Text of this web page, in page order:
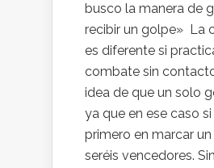
busco la manera de
recibir un golpe» La
es diferente si
combate sin
idea de que un solo
ya que en ese caso
primero en marcar
seréis vencedores.